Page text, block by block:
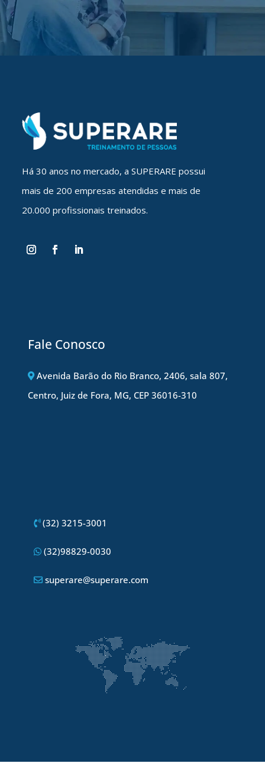
Há 30 anos no mercado, a SUPERARE possui
mais de 200 empresas atendidas e mais de
20.000 profissionais treinados.
Fale Conosco
Avenida Barão do Rio Branco, 2406, sala 807,
Centro, Juiz de Fora, MG, CEP 36016-310
(32) 3215-3001
(32)98829-0030
superare@superare.com